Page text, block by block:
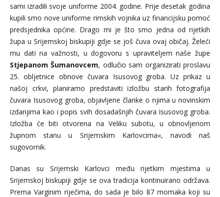
sami izradili svoje uniforme 2004. godine. Prije desetak godina
kupili smo nove uniforme rimskih vojnika uz financijsku pomoć
predsjednika općine. Drago mi je što smo jedna od rijetkih
župa u Srijemskoj biskupiji gdje se još čuva ovaj običaj. Želeći
mu dati na važnosti, u dogovoru s upraviteljem naše župe
Stjepanom Šumanovcem, odlučio sam organizirati proslavu
25. obljetnice obnove čuvara Isusovog groba. Uz prikaz u
našoj crkvi, planiramo predstaviti izložbu starih fotografija
čuvara Isusovog groba, objavljene članke o njima u novinskim
izdanjima kao i popis svih dosadašnjih čuvara Isusovog groba.
Izložba će biti otvorena na Veliku subotu, u obnovljenom
župnom stanu u Srijemskim Karlovcima«, navodi naš
sugovornik.
Danas su Srijemski Karlovci među rijetkim mjestima u
Srijemskoj biskupiji gdje se ova tradicija kontinuirano održava.
Prema Varginim riječima, do sada je bilo 87 momaka koji su